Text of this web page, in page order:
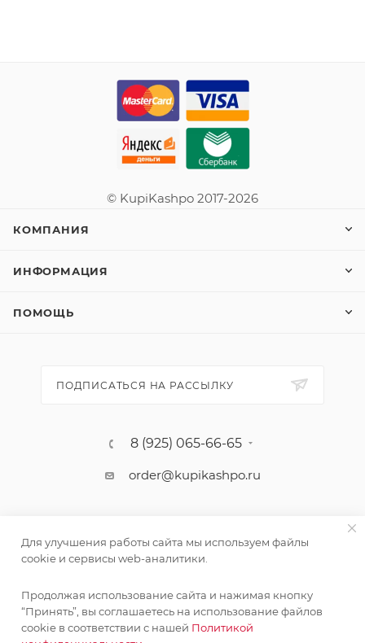
© KupiKashpo 2017-2026
КОМПАНИЯ
ИНФОРМАЦИЯ
ПОМОЩЬ
ПОДПИСАТЬСЯ НА РАССЫЛКУ
8 (925) 065-66-65
order@kupikashpo.ru
©КупиКашпо 2017-2026
Для улучшения работы сайта мы используем файлы
cookie и сервисы web-аналитики.
Продолжая использование сайта и нажимая кнопку
“Принять”, вы соглашаетесь на использование файлов
cookie в соответствии с нашей Политикой